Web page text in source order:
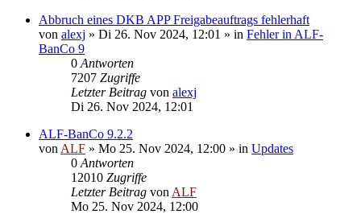
Abbruch eines DKB APP Freigabeauftrags fehlerhaft
von alexj » Di 26. Nov 2024, 12:01 » in Fehler in ALF-
BanCo 9
0 Antworten
7207 Zugriffe
Letzter Beitrag von alexj
Di 26. Nov 2024, 12:01
ALF-BanCo 9.2.2
von ALF » Mo 25. Nov 2024, 12:00 » in Updates
0 Antworten
12010 Zugriffe
Letzter Beitrag von ALF
Mo 25. Nov 2024, 12:00